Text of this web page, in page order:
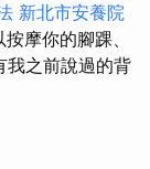
新北市安養院
摩你的腳踝、
我之前說過的背